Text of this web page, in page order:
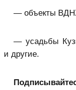
— объекты
— усадьбы
и другие.